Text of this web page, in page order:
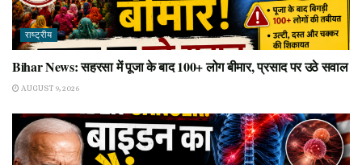
राष्ट्रीय
Bihar News: सहरसा में पूजा के बाद 100+ लोग बीमार, प्रसाद पर उठे सवाल
AUGUST 9, 2026